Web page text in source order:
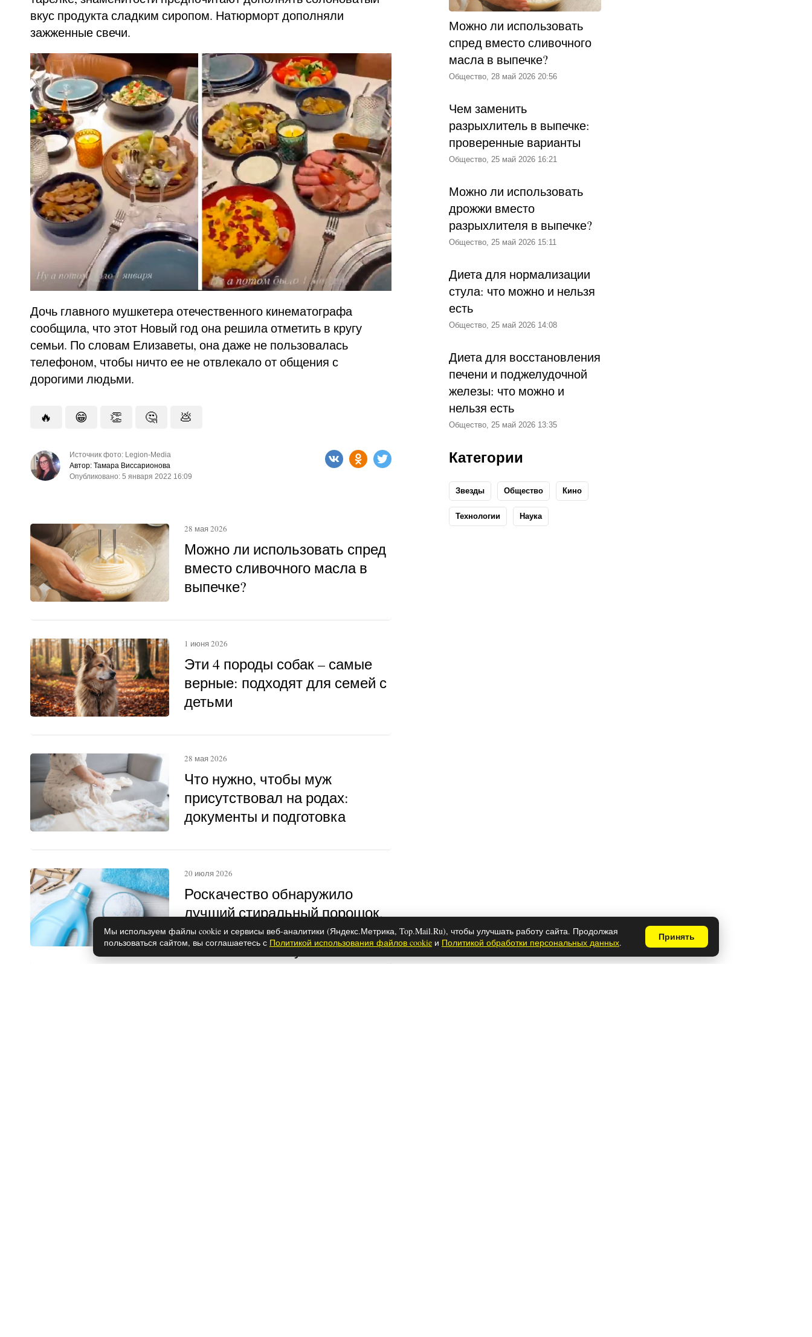
вкус продукта сладким сиропом. Натюрморт дополняли
зажженные свечи.
Дочь главного мушкетера отечественного кинематографа
сообщила, что этот Новый год она решила отметить в кругу
семьи. По словам Елизаветы, она даже не пользовалась
телефоном, чтобы ничто ее не отвлекало от общения с
дорогими людьми.
🔥 😁 👏 🤔 💩
Источник фото: Legion-Media
Автор: Тамара Виссарионова
Опубликовано: 5 января 2022 16:09
Можно ли использовать спред
вместо сливочного масла в
выпечке?
28 мая 2026
Эти 4 породы собак – самые
верные: подходят для семей с
детьми
1 июня 2026
Что нужно, чтобы муж
присутствовал на родах:
документы и подготовка
28 мая 2026
Роскачество обнаружило
лучший стиральный порошок,
идеально отстирывающий
пятна: список опубликован
20 июля 2026
Можно ли использовать
спред вместо сливочного
масла в выпечке?
Общество, 28 май 2026 20:56
Чем заменить
разрыхлитель в выпечке:
проверенные варианты
Общество, 25 май 2026 16:21
Можно ли использовать
дрожжи вместо
разрыхлителя в выпечке?
Общество, 25 май 2026 15:11
Диета для нормализации
стула: что можно и нельзя
есть
Общество, 25 май 2026 14:08
Диета для восстановления
печени и поджелудочной
железы: что можно и
нельзя есть
Общество, 25 май 2026 13:35
Категории
Звезды Общество Кино
Технологии Наука
Мы используем файлы cookie и сервисы веб-аналитики (Яндекс.Метрика, Top.Mail.Ru), чтобы улучшать работу сайта. Продолжая
пользоваться сайтом, вы соглашаетесь с Политикой использования файлов cookie и Политикой обработки персональных данных. Принять